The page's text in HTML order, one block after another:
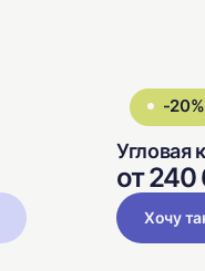
-20%
Угловая
от
Хочу